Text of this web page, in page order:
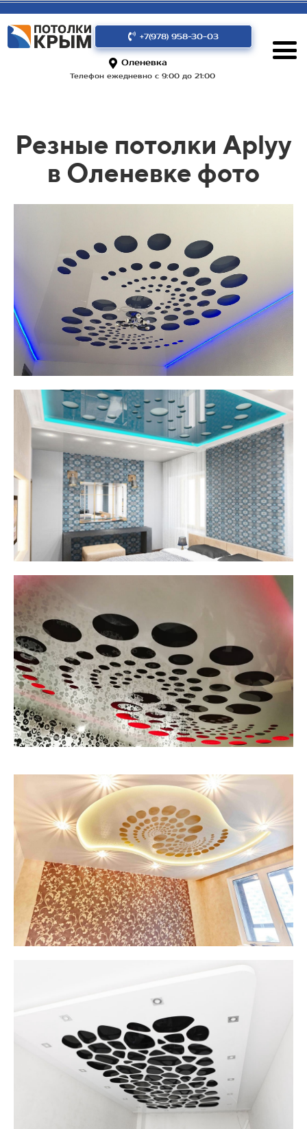
+7(978) 958-30-03
Оленевка
Телефон ежедневно с 9:00 до 21:00
Резные потолки Aplyy
в Оленевке фото